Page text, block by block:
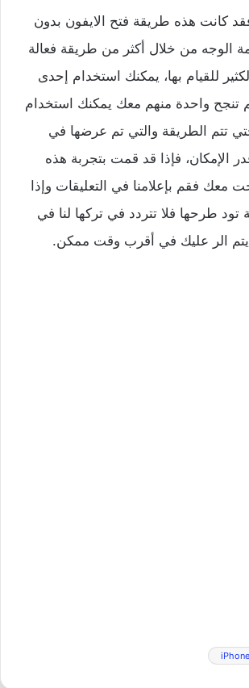
كانت هذه طريقة فتح الايفون بدون
الوجه من خلال أكثر من طريقة فعالة
للقيام بها، يمكنك استخدام إحدى
تنجح واحدة منهم معك يمكنك استخدام
تتم الطريقة والتي تم عرضها في
فإذا قد قمت بتجربة هذه
معك فقم بإعلامنا في التعليقات وإذا
تود طرحها فلا تتردد في تركها لنا في
الر عليك في أقرب وقت ممكن.